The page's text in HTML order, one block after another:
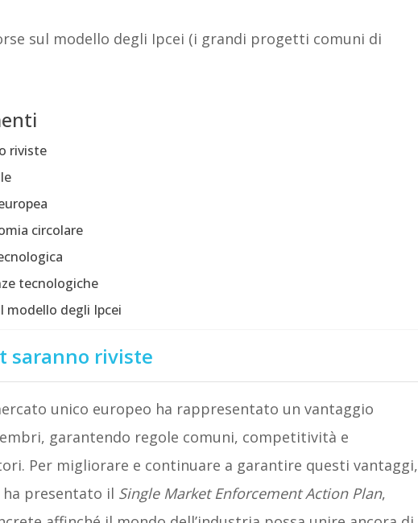
sul modello degli Ipcei (i grandi progetti comuni di
riviste
circolare
tecnologiche
modello degli Ipcei
saranno riviste
unico europeo ha rappresentato un vantaggio
garantendo regole comuni, competitività e
Per migliorare e continuare a garantire questi vantaggi,
ha presentato il Single Market Enforcement Action Plan,